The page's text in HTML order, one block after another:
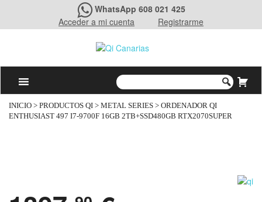
WhatsApp 608 021 425
Acceder a mi cuenta
Registrarme
INICIO > PRODUCTOS QI > METAL SERIES > ORDENADOR QI
ENTHUSIAST 497 I7-9700F 16GB 2TB+SSD480GB RTX2070SUPER